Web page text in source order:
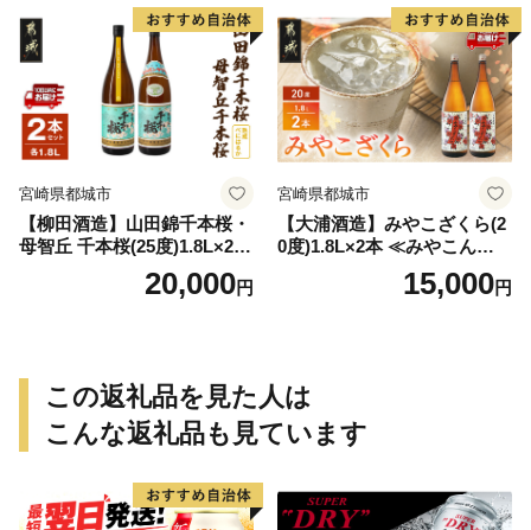
宮崎県都城市
【柳田酒造】山田錦千本桜・
母智丘 千本桜(25度)1.8L×2本
≪みやこんじょ特急便≫_AC
20,000円
宮崎県都城市
【大浦酒造】みやこざくら(2
0度)1.8L×2本 ≪みやこんじょ
特急便≫_MJ-077115,000円
この返礼品を見た人は
こんな返礼品も見ています